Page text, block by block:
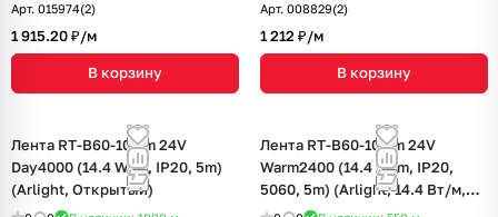
Арт. 015974(2)
1 915.20 ₽/м
В корзину
Арт. 008829(2)
1 212 ₽/м
В корзину
Лента RT-B60-10mm 24V
Day4000 (14.4 W/m, IP20, 5m)
(Arlight, Открытый)
Лента RT-B60-10mm 24V
Warm2400 (14.4 W/m, IP20,
5060, 5m) (Arlight, 14.4 Вт/м,
IP20)